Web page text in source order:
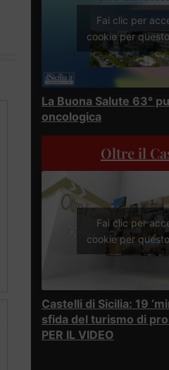
Fai clic per
cookie per
La Buona Salute 63°
oncologica
Oltre il
Fai clic per
cookie per
Castelli di Sicilia: 19
sfida del turismo di
PER IL VIDEO